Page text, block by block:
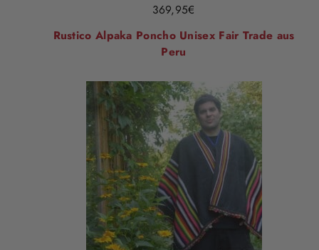
369,95€
Rustico Alpaka Poncho Unisex Fair Trade aus
Peru